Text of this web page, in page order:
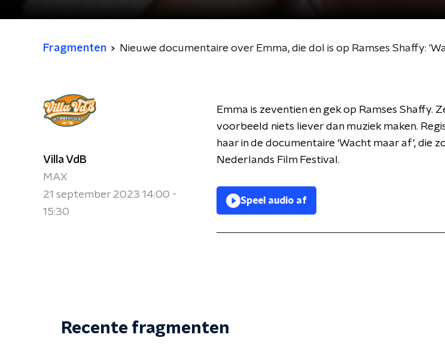
Fragmenten Nieuwe documentaire over Emma, die dol is op Ramses Shaffy:
Villa VdB
MAX
21 september 2023 14:00 -
15:30
Emma is zeventien en gek op Ramses Shaffy.
voorbeeld niets liever dan muziek maken.
haar in de documentaire ‘Wacht maar af’, die
Nederlands Film Festival.
Speel audio af
Recente fragmenten